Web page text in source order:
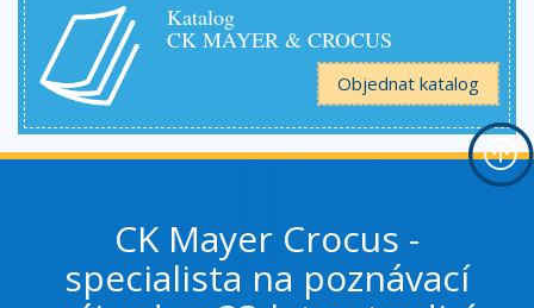
Katalog
CK MAYER & CROCUS
Objednat katalog
CK Mayer Crocus -
specialista na poznávací